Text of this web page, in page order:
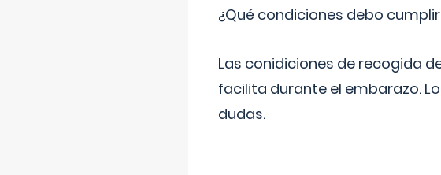
¿Qué condiciones debo
Las conidiciones de recogida
facilita durante el embarazo.
dudas.